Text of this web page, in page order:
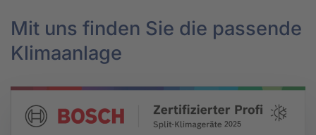
Mit uns finden Sie die passende
Klimaanlage